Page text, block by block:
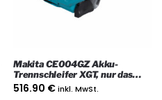
Makita CE004GZ Akku-
Trennschleifer XGT, nur das
Gerät
516.90 €inkl. MwSt.